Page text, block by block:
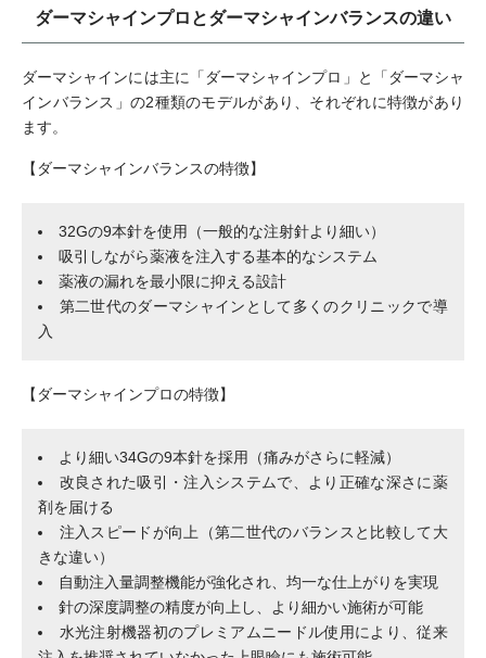
ダーマシャインプロとダーマシャインバランスの違い
ダーマシャインには主に「ダーマシャインプロ」と「ダーマシャ
インバランス」の2種類のモデルがあり、それぞれに特徴があり
ます。
【ダーマシャインバランスの特徴】
32Gの9本針を使用（一般的な注射針より細い）
吸引しながら薬液を注入する基本的なシステム
薬液の漏れを最小限に抑える設計
第二世代のダーマシャインとして多くのクリニックで導
入
【ダーマシャインプロの特徴】
より細い34Gの9本針を採用（痛みがさらに軽減）
改良された吸引・注入システムで、より正確な深さに薬
剤を届ける
注入スピードが向上（第二世代のバランスと比較して大
きな違い）
自動注入量調整機能が強化され、均一な仕上がりを実現
針の深度調整の精度が向上し、より細かい施術が可能
水光注射機器初のプレミアムニードル使用により、従来